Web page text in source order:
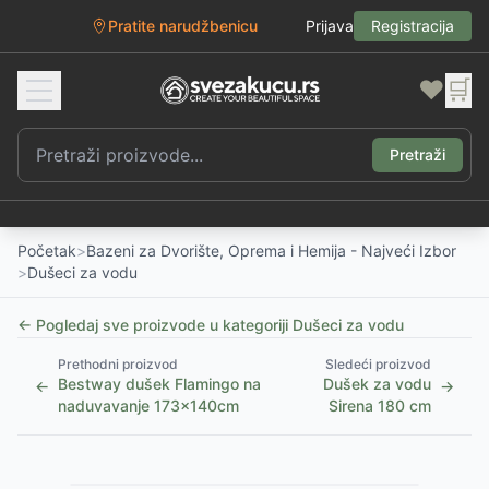
Pratite narudžbenicu Prijava Registracija
❤️ 🛒
Pretraži
Početak>Bazeni za Dvorište, Oprema i Hemija - Najveći Izbor
>Dušeci za vodu
← Pogledaj sve proizvode u kategoriji Dušeci za vodu
←
Prethodni proizvod
Bestway dušek Flamingo na
naduvavanje 173x140cm
Sledeći proizvod
Dušek za vodu
Sirena 180 cm
→